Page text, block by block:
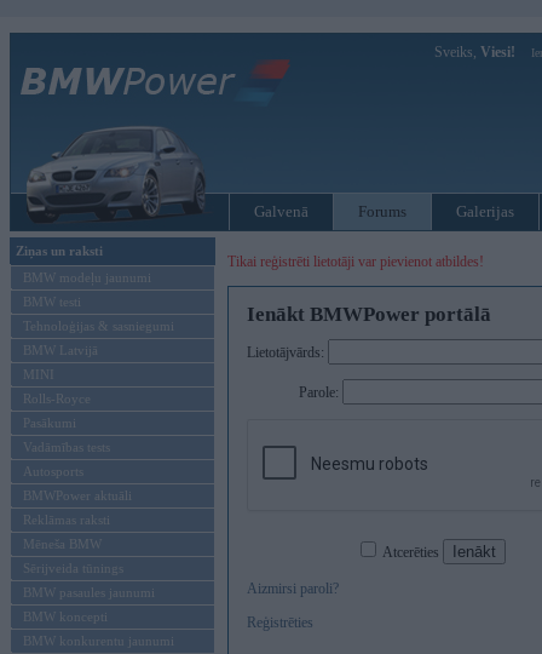
Sveiks, Viesi!
Galvenā Forums Galerijas
Ziņas un raksti
BMW modeļu jaunumi
BMW testi
Tehnoloģijas & sasniegumi
BMW Latvijā
MINI
Rolls-Royce
Pasākumi
Vadāmības tests
Autosports
BMWPower aktuāli
Reklāmas raksti
Mēneša BMW
Sērijveida tūnings
BMW pasaules jaunumi
BMW koncepti
BMW konkurentu jaunumi
Tikai reģistrēti lietotāji var pievienot atbildes!
Ienākt BMWPower portālā
Lietotājvārds:
Parole:
Atcerēties
Aizmirsi paroli?
Reģistrēties